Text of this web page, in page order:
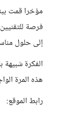
مؤخرا قمت
فرصة
إلى حلول
هذه المرة
رابط الموقع: